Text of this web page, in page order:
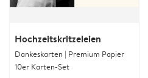
Hochzeitskritzeleien
Dankeskarten | Premium Papier
10er Karten-Set